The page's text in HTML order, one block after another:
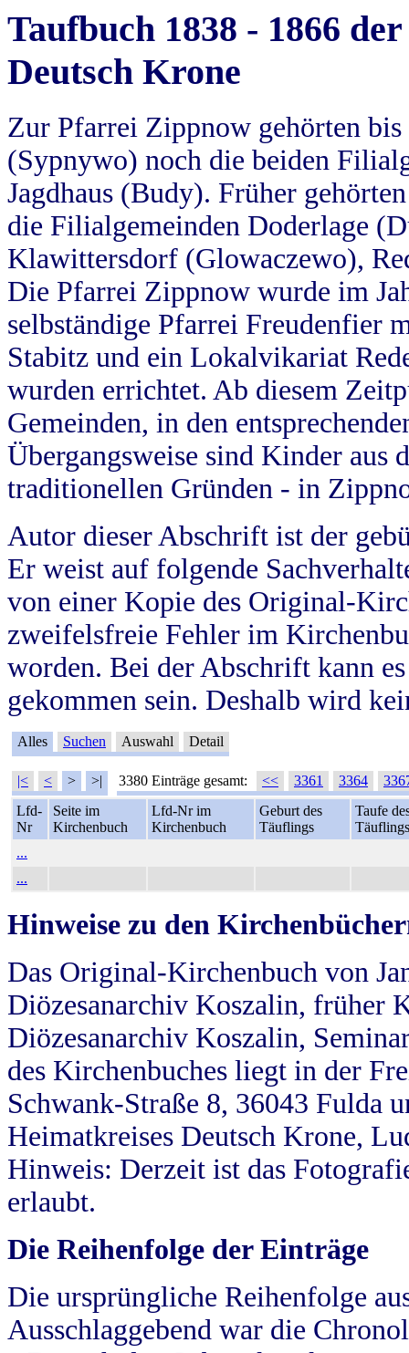
Taufbuch 1838 - 1866
Deutsch Krone
Zur Pfarrei Zippnow gehörten
(Sypnywo) noch die beiden
Jagdhaus (Budy). Früher
die Filialgemeinden Doderlage
Klawittersdorf (Glowaczewo),
Die Pfarrei Zippnow wurde im
selbständige Pfarrei Freudenfier
Stabitz und ein Lokalvikariat
wurden errichtet. Ab diesem
Gemeinden, in den
Übergangsweise sind Kinder aus
traditionellen Gründen - in
Autor dieser Abschrift ist der
Er weist auf folgende
von einer Kopie des Original-
zweifelsfreie Fehler im
worden. Bei der Abschrift kann
gekommen sein. Deshalb wird
Alles Suchen Auswahl Detail
|< < > >| 3380 Einträge gesamt: << 3361 3364
Lfd-
Nr
Seite im
Kirchenbuch
Lfd-Nr im
Kirchenbuch
Geburt des
Täuflings
Taufe
Täuflings
...
...
Hinweise zu den
Das Original-Kirchenbuch von
Diözesanarchiv Koszalin, früher
Diözesanarchiv Koszalin,
des Kirchenbuches liegt in der
Schwank-Straße 8, 36043 Fulda
Heimatkreises Deutsch Krone,
Hinweis: Derzeit ist das
erlaubt.
Die Reihenfolge der Einträge
Die ursprüngliche Reihenfolge
Ausschlaggebend war die